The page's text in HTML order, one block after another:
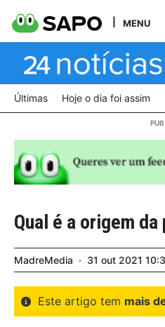
MENU
Últimas Hoje o dia foi assim
Qual é a origem
MadreMedia 31 out 2021
Este artigo tem mais